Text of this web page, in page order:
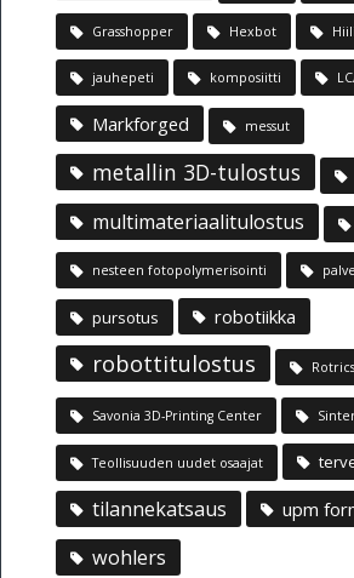
Grasshopper Hexbot
jauhepeti komposiitti
Markforged messut
metallin 3D-tulostus
multimateriaalitulostus
nesteen fotopolymerisointi
pursotus robotiikka
robottitulostus Rotrics
Savonia 3D-Printing Center
Teollisuuden uudet osaajat
tilannekatsaus upm
wohlers